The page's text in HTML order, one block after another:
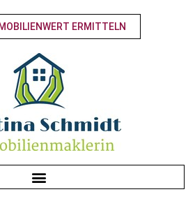
ERMITTELN